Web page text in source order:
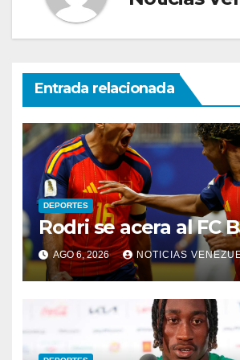
Entrada relacionada
DEPORTES
Rodri se acera al FC
AGO 6, 2026 NOTICIAS